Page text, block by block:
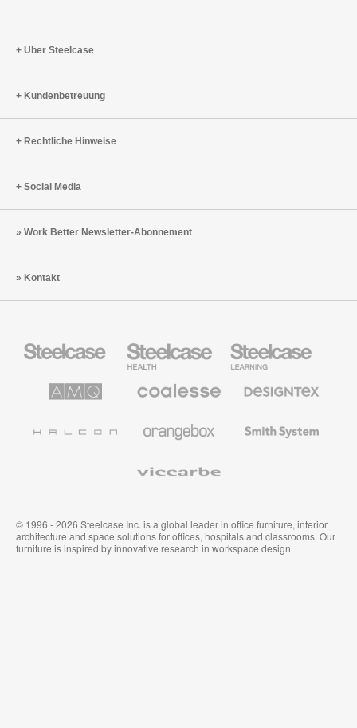
Über Steelcase
Kundenbetreuung
Rechtliche Hinweise
Social Media
Work Better Newsletter-Abonnement
Kontakt
Büromöbel
Health
Education
Möbel
Solutions
Büromöbel
Textilien
System
© 1996 - 2026 Steelcase Inc. is a global leader in office furniture, interior
architecture and space solutions for offices, hospitals and classrooms. Our
furniture is inspired by innovative research in workspace design.